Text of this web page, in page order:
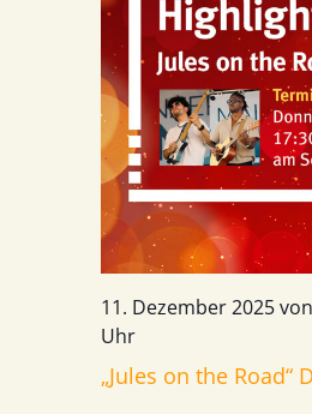
11. Dezember 2025
Uhr
„Jules on the Road“